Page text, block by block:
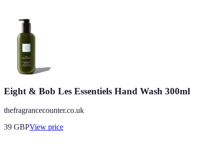
Eight & Bob Les Essentiels Hand Wash 300ml
thefragrancecounter.co.uk
39 GBPView price